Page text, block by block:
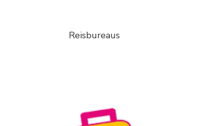
Reisbureaus